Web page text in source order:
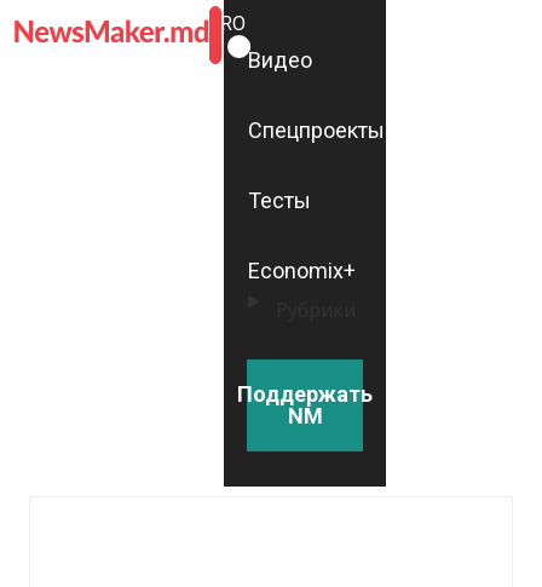
ROMÂNĂ
RU
Видео
Спецпроекты
Тесты
Economix+
Поддержать
NM